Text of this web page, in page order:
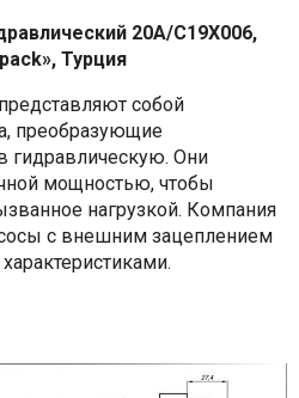
20A/C19X006,
Турция
собой
преобразующие
гидравлическую. Они
мощностью, чтобы
нагрузкой. Компания
с внешним зацеплением